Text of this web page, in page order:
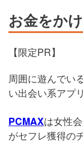
お金をか
【限定PR】
周囲に遊んでい
い出会い系アプ
PCMAXは女性
がセフレ獲得の